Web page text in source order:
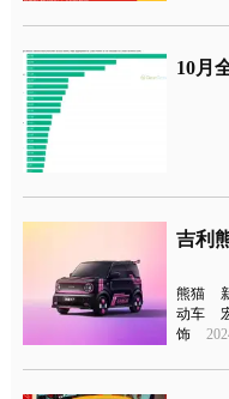
10月
吉利
熊猫
动车
饰